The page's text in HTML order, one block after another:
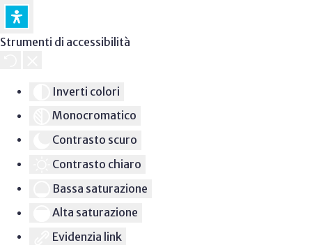
Strumenti di accessibilità
Inverti colori
Monocromatico
Contrasto scuro
Contrasto chiaro
Bassa saturazione
Alta saturazione
Evidenzia link